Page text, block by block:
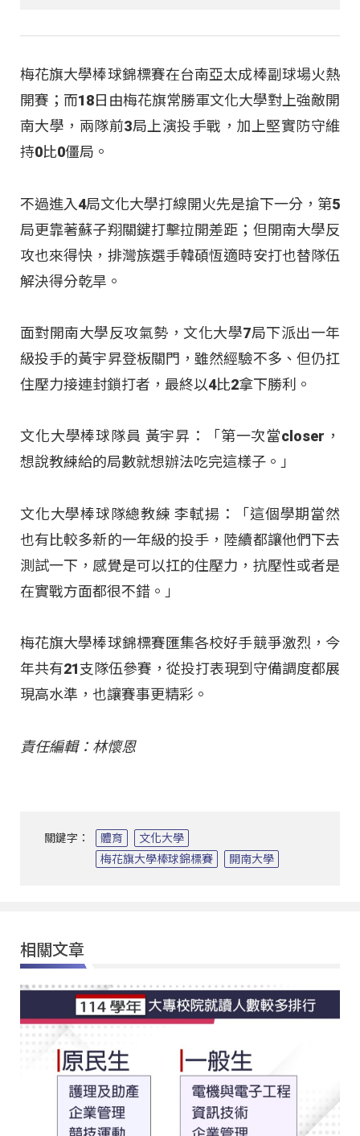
梅花旗大學棒球錦標賽在台南亞太成棒副球場火熱
開賽；而18日由梅花旗常勝軍文化大學對上強敵開
南大學，兩隊前3局上演投手戰，加上堅實防守維
持0比0僵局。
不過進入4局文化大學打線開火先是搶下一分，第5
局更靠著蘇子翔關鍵打擊拉開差距；但開南大學反
攻也來得快，排灣族選手韓碩恆適時安打也替隊伍
解決得分乾旱。
面對開南大學反攻氣勢，文化大學7局下派出一年
級投手的黃宇昇登板關門，雖然經驗不多、但仍扛
住壓力接連封鎖打者，最終以4比2拿下勝利。
文化大學棒球隊員 黃宇昇：「第一次當closer，
想說教練給的局數就想辦法吃完這樣子。」
文化大學棒球隊總教練 李軾揚：「這個學期當然
也有比較多新的一年級的投手，陸續都讓他們下去
測試一下，感覺是可以扛的住壓力，抗壓性或者是
在實戰方面都很不錯。」
梅花旗大學棒球錦標賽匯集各校好手競爭激烈，今
年共有21支隊伍參賽，從投打表現到守備調度都展
現高水準，也讓賽事更精彩。
責任編輯：林懷恩
關鍵字： 體育
文化大學
梅花旗大學棒球錦標賽
開南大學
相關文章